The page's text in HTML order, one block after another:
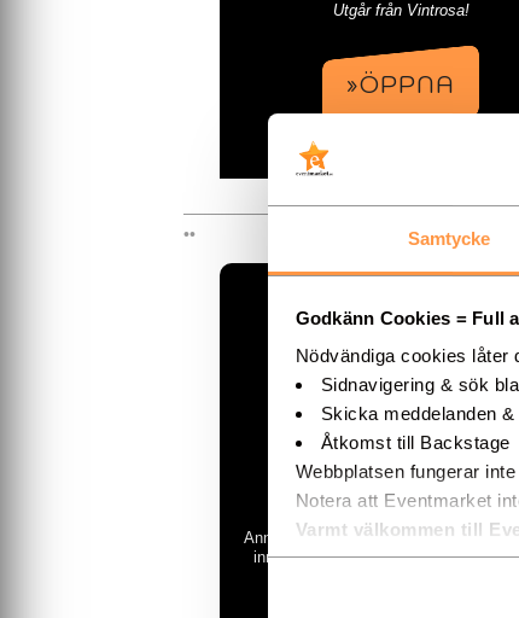
Samtycke
Godkänn Cookies = Full
Nödvändiga cookies låter
Sidnavigering & sök
Skicka meddelanden
Åtkomst till Backstage
Webbplatsen fungerar
Notera att Eventmarket
Varmt välkommen till
Utgår från Vintrosa!
»ÖPPNA
Cirkusartist
Annika Frodi-Lundgren är en
inriktning mot luftrep (corde lisse).